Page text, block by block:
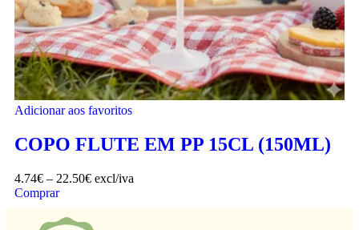
Adicionar aos favoritos
COPO FLUTE EM PP 15CL (150ML)
4.74€ – 22.50€ excl/iva
Comprar